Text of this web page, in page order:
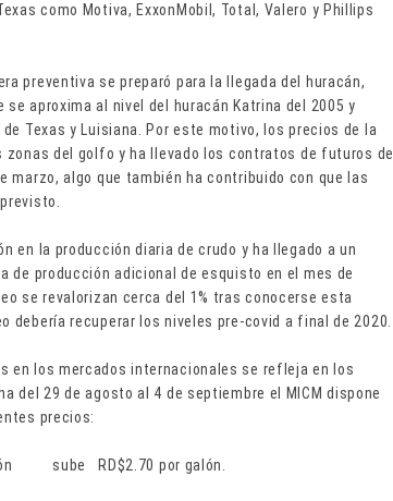
como Motiva, ExxonMobil, Total, Valero y Phillips
preventiva se preparó para la llegada del huracán,
aproxima al nivel del huracán Katrina del 2005 y
Texas y Luisiana. Por este motivo, los precios de la
zonas del golfo y ha llevado los contratos de futuros de
algo que también ha contribuido con que las
en la producción diaria de crudo y ha llegado a un
de producción adicional de esquisto en el mes de
se revalorizan cerca del 1% tras conocerse esta
debería recuperar los niveles pre-covid a final de 2020.
en los mercados internacionales se refleja en los
del 29 de agosto al 4 de septiembre el MICM dispone
precios:
sube RD$2.70 por galón.